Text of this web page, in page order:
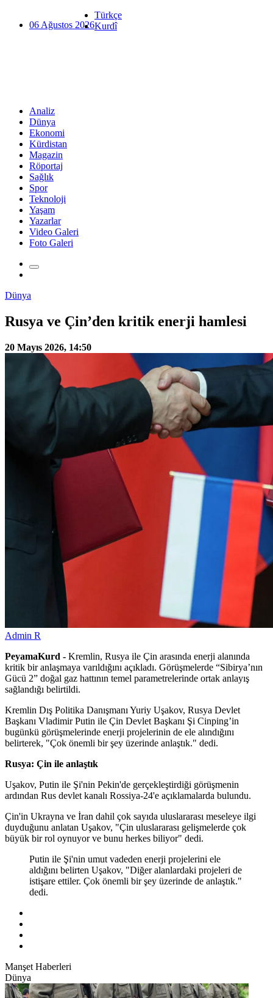
06 Ağustos 2026
Türkçe
Kurdî
Analiz
Dünya
Ekonomi
Kürdistan
Magazin
Röportaj
Sağlık
Spor
Teknoloji
Yaşam
Yazarlar
Video Galeri
Foto Galeri
Dünya
Rusya ve Çin’den kritik enerji hamlesi
20 Mayıs 2026, 14:50
Admin R
PeyamaKurd - Kremlin, Rusya ile Çin arasında enerji alanında
kritik bir anlaşmaya varıldığını açıkladı. Görüşmelerde “Sibirya’nın
Gücü 2” doğal gaz hattının temel parametrelerinde ortak anlayış
sağlandığı belirtildi.
Kremlin Dış Politika Danışmanı Yuriy Uşakov, Rusya Devlet
Başkanı Vladimir Putin ile Çin Devlet Başkanı Şi Cinping’in
bugünkü görüşmelerinde enerji projelerinin de ele alındığını
belirterek, "Çok önemli bir şey üzerinde anlaştık." dedi.
Rusya: Çin ile anlaştık
Uşakov, Putin ile Şi'nin Pekin'de gerçekleştirdiği görüşmenin
ardından Rus devlet kanalı Rossiya-24'e açıklamalarda bulundu.
Çin'in Ukrayna ve İran dahil çok sayıda uluslararası meseleye ilgi
duyduğunu anlatan Uşakov, "Çin uluslararası gelişmelerde çok
büyük bir rol oynuyor ve bunu herkes biliyor" dedi.
Putin ile Şi'nin umut vadeden enerji projelerini ele
aldığını belirten Uşakov, "Diğer alanlardaki projeleri de
istişare ettiler. Çok önemli bir şey üzerinde de anlaştık."
dedi.
Manşet Haberleri
Dünya